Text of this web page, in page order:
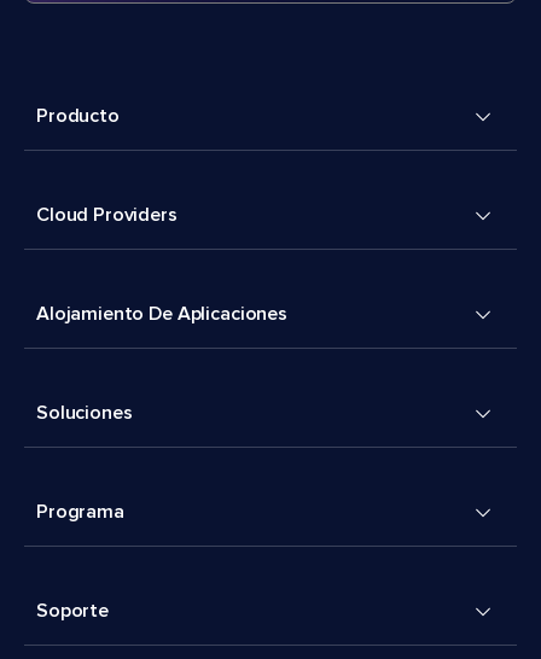
Producto
Cloud Providers
Alojamiento De Aplicaciones
Soluciones
Programa
Soporte